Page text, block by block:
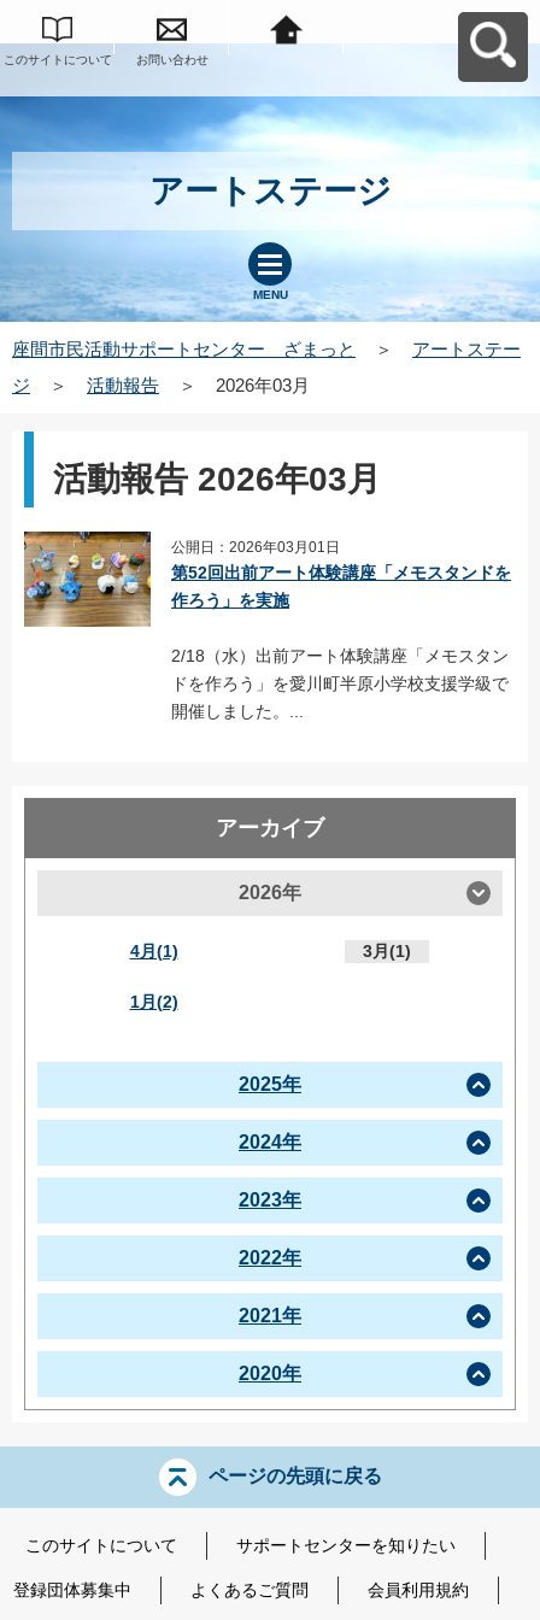
このサイトについて お問い合わせ
アートステージ
MENU
座間市民活動サポートセンター ざまっと ＞
アートステー
ジ
＞ 活動報告 ＞ 2026年03月
活動報告 2026年03月
公開日：2026年03月01日
第52回出前アート体験講座「メモスタンドを
作ろう」を実施
2/18（水）出前アート体験講座「メモスタン
ドを作ろう」を愛川町半原小学校支援学級で
開催しました。...
アーカイブ
2026年
4月(1) 3月(1)
1月(2)
2025年
2024年
2023年
2022年
2021年
2020年
ページの先頭に戻る
このサイトについて サポートセンターを知りたい
登録団体募集中 よくあるご質問 会員利用規約